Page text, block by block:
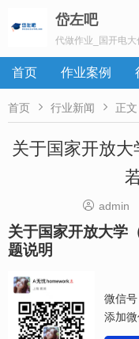
岱左吧
代做作业_国开电
首页 作业案例
首页  行业新闻  正文
关于国家开放
 admin
关于国家开放大学
题说明
微信号
添加